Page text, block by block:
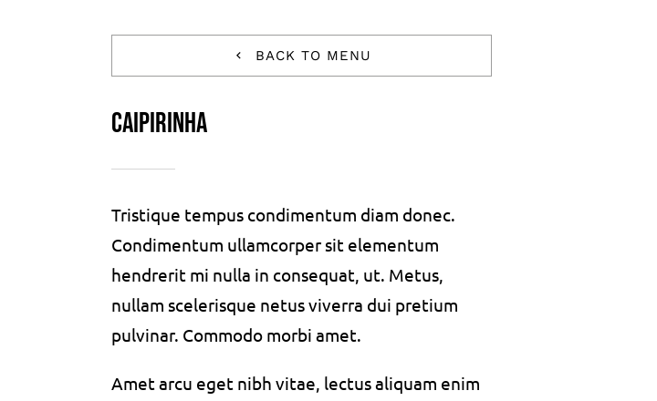
BACK TO MENU
Caipirinha
Tristique tempus condimentum diam donec.
Condimentum ullamcorper sit elementum
hendrerit mi nulla in consequat, ut. Metus,
nullam scelerisque netus viverra dui pretium
pulvinar. Commodo morbi amet.
Amet arcu eget nibh vitae, lectus aliquam enim